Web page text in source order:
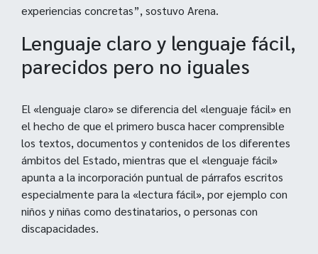
experiencias concretas”, sostuvo Arena.
Lenguaje claro y lenguaje fácil,
parecidos pero no iguales
El «lenguaje claro» se diferencia del «lenguaje fácil» en
el hecho de que el primero busca hacer comprensible
los textos, documentos y contenidos de los diferentes
ámbitos del Estado, mientras que el «lenguaje fácil»
apunta a la incorporación puntual de párrafos escritos
especialmente para la «lectura fácil», por ejemplo con
niños y niñas como destinatarios, o personas con
discapacidades.